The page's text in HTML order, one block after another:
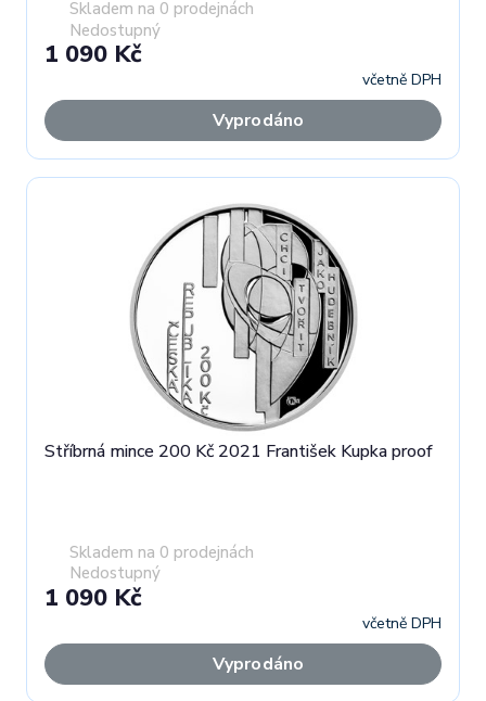
Skladem na 0 prodejnách
Nedostupný
1 090 Kč
včetně DPH
Vyprodáno
Stříbrná mince 200 Kč 2021 František Kupka proof
Skladem na 0 prodejnách
Nedostupný
1 090 Kč
včetně DPH
Vyprodáno